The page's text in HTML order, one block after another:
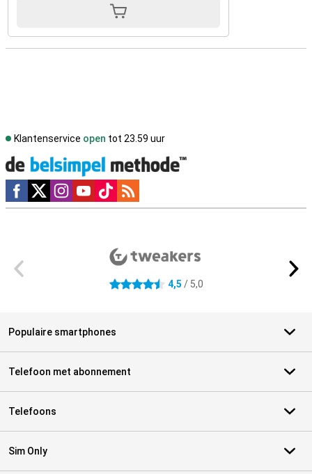
Klantenservice open tot 23.59 uur
Social media
4.5 sterren 4,5 / 5,0
Populaire smartphones
Telefoon met abonnement
Telefoons
Sim Only